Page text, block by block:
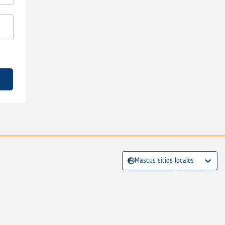
Mascus sitios locales